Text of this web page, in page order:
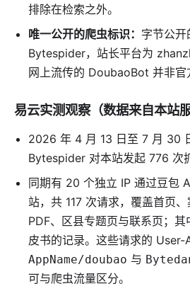
排除在检索之外。
唯一公开的爬虫标识： 字节公开
Bytespider，站长平台为
网上流传的 DoubaoBot 并非官
易云实测观察（数据来自本站
2026 年 4 月 13 日至 7 月 30
Bytespider 对本站发起 776 次
同期有 20 个独立 IP 通过豆包
站，共 117 次请求，覆盖首页
PDF、区县专题页与联系页；
皮书的记录。这些请求的 User-
AppName/doubao 与
可与爬虫流量区分。